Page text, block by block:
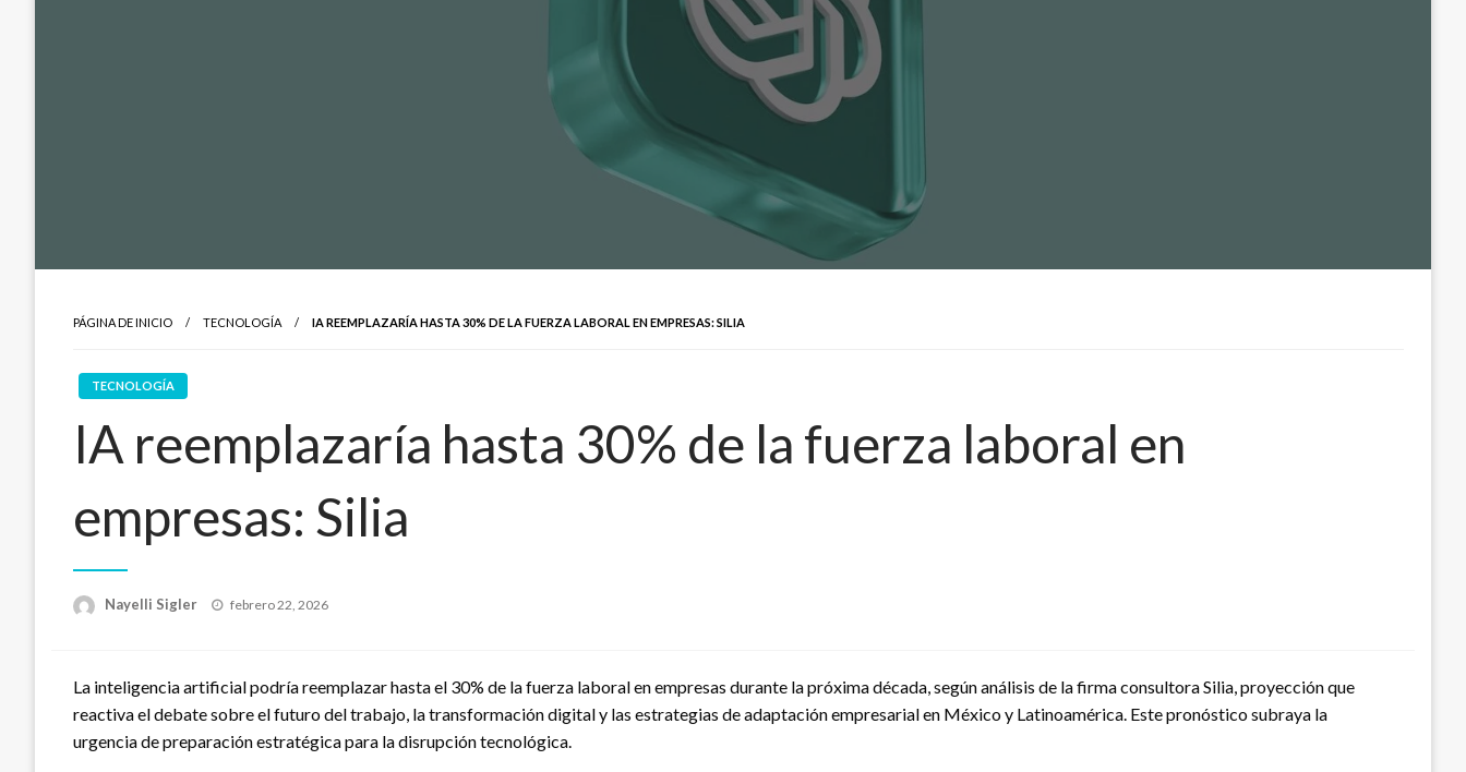
PÁGINA DE INICIO TECNOLOGÍA IA REEMPLAZARÍA HASTA 30% DE LA FUERZA LABORAL EN EMPRESAS: SILIA
TECNOLOGÍA
IA reemplazaría hasta 30% de la fuerza laboral en
empresas: Silia
Nayelli Sigler
Publicado
febrero 22, 2026
La inteligencia artificial podría reemplazar hasta el 30% de la fuerza laboral en empresas durante la próxima década, según análisis de la firma consultora Silia, proyección que
reactiva el debate sobre el futuro del trabajo, la transformación digital y las estrategias de adaptación empresarial en México y Latinoamérica. Este pronóstico subraya la
urgencia de preparación estratégica para la disrupción tecnológica.